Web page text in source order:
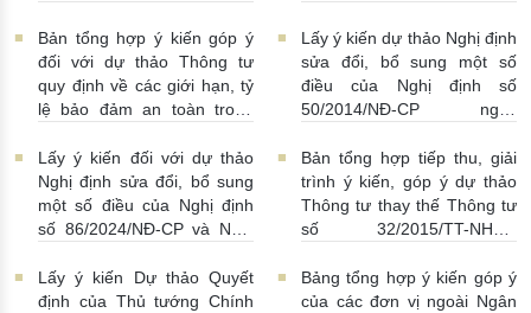
Phòng, chống rửa tiền và
Luật Các tổ chức tín dụng
08/07/2026 | 11:21:00
58/2021/NĐ-CP
07/07/2026
| 15:01:00
Bản tổng hợp ý kiến góp ý
đối với dự thảo Thông tư
quy định về các giới hạn, tỷ
lệ bảo đảm an toàn trong
thương mại, chi nhánh ngân
hàng nước ngoài
25/06/2026 | 16:00:00
Lấy ý kiến dự thảo Nghị định
sửa đổi, bổ sung một số
điều của Nghị định số
50/2014/NĐ-CP ngày
ngoại hối nhà nước
23/06/2026 | 08:00:00
Lấy ý kiến đối với dự thảo
Nghị định sửa đổi, bổ sung
một số điều của Nghị định
số 86/2024/NĐ-CP và Nghị
22/06/2026 | 09:13:00
Bản tổng hợp tiếp thu, giải
trình ý kiến, góp ý dự thảo
Thông tư thay thế Thông tư
số 32/2015/TT-NHNN
Lấy ý kiến Dự thảo Quyết
định của Thủ tướng Chính
Bảng tổng hợp ý kiến góp ý
của các đơn vị ngoài Ngân